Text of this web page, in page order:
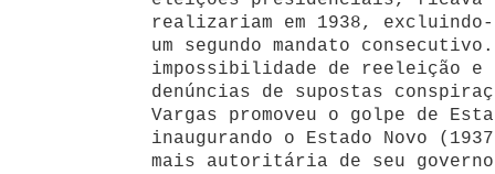
realizariam em 1938,
um segundo mandato
impossibilidade de reeleição
denúncias de supostas
Vargas promoveu o golpe de
inaugurando o Estado Novo
mais autoritária de seu